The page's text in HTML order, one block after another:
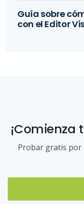
Guía sobre
con el Editor
¡Comienza
Probar gratis por